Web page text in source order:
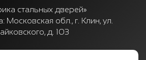
стальных дверей»
Московская обл., г. Клин, ул.
д. 103